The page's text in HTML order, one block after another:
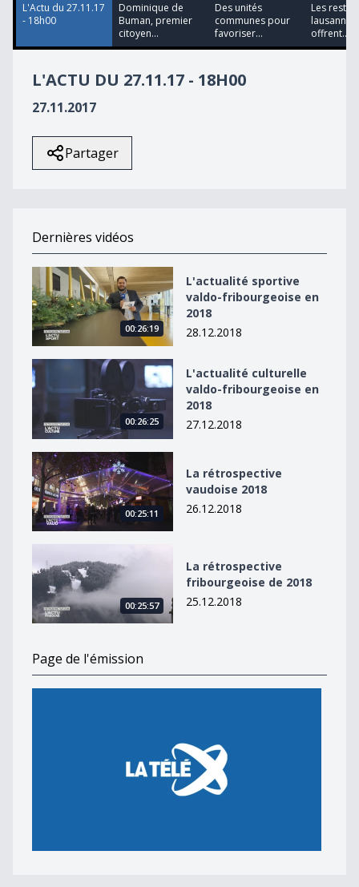
L'Actu du 27.11.17
- 18h00
Dominique de
Buman, premier
citoyen...
Des unités
communes pour
favoriser...
Les
lausannois
offrent...
L'ACTU DU 27.11.17 - 18H00
27.11.2017
Partager
Dernières vidéos
L&#039;actualité sportive valdo-fribourgeoise en 2018
00:26:19
L'actualité sportive
valdo-fribourgeoise en
2018
28.12.2018
L&#039;actualité culturelle valdo-fribourgeoise en
00:26:25
L'actualité culturelle
valdo-fribourgeoise en
2018
27.12.2018
La rétrospective vaudoise 2018
00:25:11
La rétrospective
vaudoise 2018
26.12.2018
00:25:57
La rétrospective
fribourgeoise de 2018
25.12.2018
Page de l'émission